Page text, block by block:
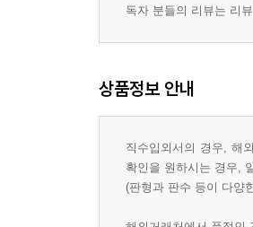
독자 분들의 리뷰는 리
상품정보 안내
직수입외서의 경우, 해
확인을 원하시는 경우,
(판형과 판수 등이 다양